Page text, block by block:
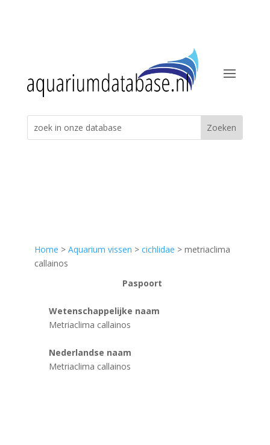
Home > Aquarium vissen > cichlidae > metriaclima
callainos
Paspoort
Wetenschappelijke naam
Metriaclima callainos
Nederlandse naam
Metriaclima callainos